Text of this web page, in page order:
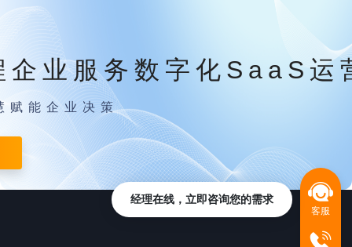
企业服务数字化SaaS运
赋能企业决策
客服
经理在线，立即咨询您的需求